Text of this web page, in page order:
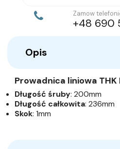
Zamow
+48 690
Opis
Prowadnica liniowa
Długość śruby: 200mm
Długość całkowita: 236mm
Skok: 1mm